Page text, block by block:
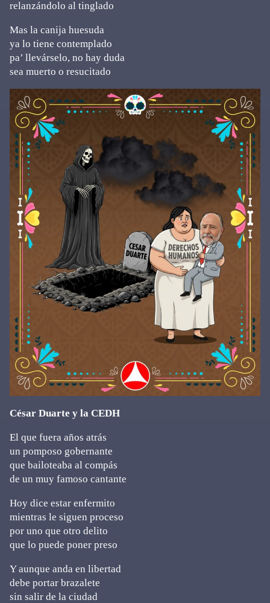
relanzándolo al tinglado
Mas la canija huesuda
ya lo tiene contemplado
pa’ llevárselo, no hay duda
sea muerto o resucitado
César Duarte y la CEDH
El que fuera años atrás
un pomposo gobernante
que bailoteaba al compás
de un muy famoso cantante
Hoy dice estar enfermito
mientras le siguen proceso
por uno que otro delito
que lo puede poner preso
Y aunque anda en libertad
debe portar brazalete
sin salir de la ciudad